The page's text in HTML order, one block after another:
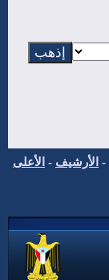
- الأرشيف - الأعلى